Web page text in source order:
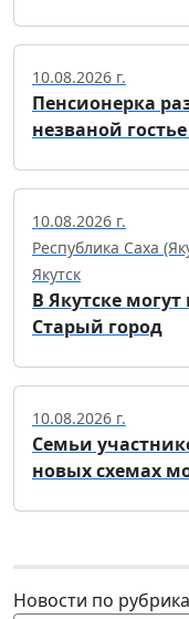
10.08.2026 г.
Пенсионерка
незваной
10.08.2026 г.
Республика Саха
Якутск
В Якутске
Старый город
10.08.2026 г.
Семьи
новых схемах
Новости по